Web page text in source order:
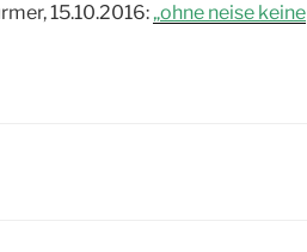
15.10.2016: „ohne neise keine